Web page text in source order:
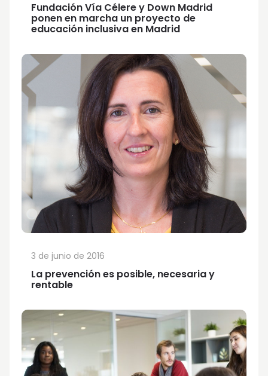
Fundación Vía Célere y Down Madrid
ponen en marcha un proyecto de
educación inclusiva en Madrid
La prevención es posible, necesaria y
rentable
3 de junio de 2016